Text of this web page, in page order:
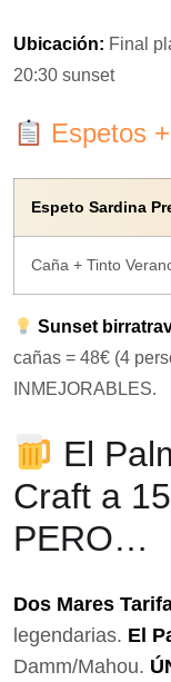
Ubicación: Final
20:30 sunset
Espetos
Espeto Sardina
Caña + Tinto
Sunset
cañas = 48€ (4
INMEJORABLES.
El
Craft a
PERO…
Dos Mares
legendarias. El
Damm/Mahou.